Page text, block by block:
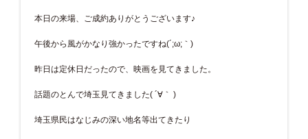
本日の来場、ご成約ありがとうございます♪
午後から風がかなり強かったですね(´;ω;｀)
昨日は定休日だったので、映画を見てきました。
話題のとんで埼玉見てきました( ´∀｀ )
埼玉県民はなじみの深い地名等出てきたり